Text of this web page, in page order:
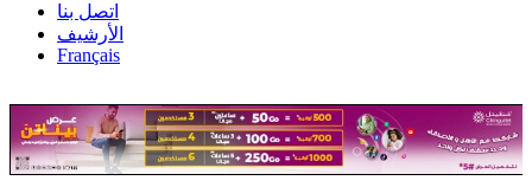
اتصل بنا
الأرشيف
Français